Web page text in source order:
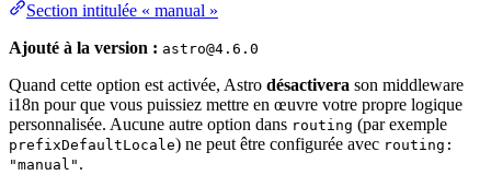
Section intitulée « manual »
Ajouté à la version : astro@4.6.0
Quand cette option est activée, Astro désactivera son middleware
i18n pour que vous puissiez mettre en œuvre votre propre logique
personnalisée. Aucune autre option dans routing (par exemple
prefixDefaultLocale) ne peut être configurée avec routing:
"manual" .